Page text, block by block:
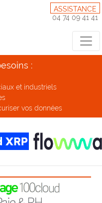
ASSISTANCE
04 74 09 41 41
:
et industriels
vos données